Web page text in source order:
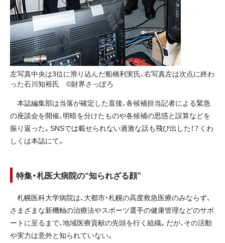
左写真中央は3位に滑り込んだ船橋利実氏、右写真左は次点に終わ
った石川知裕氏 ©財界さっぽろ
本誌編集部は当落が確定した直後、各候補担当記者による緊急
の座談会を開催、明暗を分けたものや各候補の思惑と誤算などを
振り返った。SNSでは載せられない過激な話も飛び出した！？くわ
しくは本誌にて。
特集・札医大病院の“知られざる顔”
札幌医科大学病院は、大都市・札幌の高度救急医療のみならず、
さまざまな新機軸の治療法やスポーツ選手の健康管理などのサポ
ートに至るまで、地域医療貢献の先頭を行く組織。だが、その活動
や実力は意外と知られていない。